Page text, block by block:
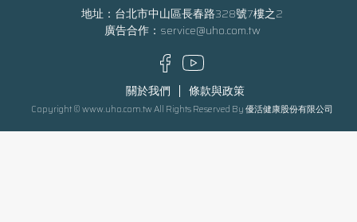
地址：台北市中山區長春路328號7樓之2
廣告合作： service@uho.com.tw
關於我們 條款與政策
Copyright © www.uho.com.tw All Rights Reserved By 優活健康股份有限公司